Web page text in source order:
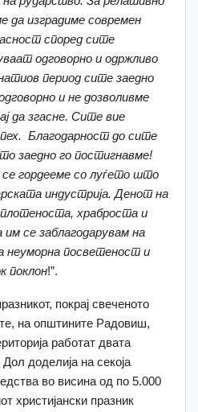
да изградиме современ
според сите
одговорно и одржливо
период сите заедно
и не дозволивме
да згасне. Сите вие
Благодарност до сите
заедно го постигнавме!
се гордееме со луѓето што
индустрија. Денот на
храброста и
се заблагодарувам на
неуморна посветеност и
поклон!”.
покрај свеченото
на општините Радовиш,
работат двата
доделија на секоја
во висина од по 5.000
христијански празник